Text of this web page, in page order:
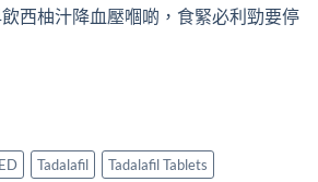
西柚汁降血壓嗰啲，食緊必利勁要停
ED Tadalafil
Tadalafil Tablets